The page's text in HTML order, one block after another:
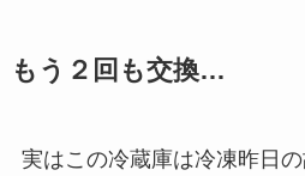
もう２回も交換…
実はこの冷蔵庫は冷凍昨日